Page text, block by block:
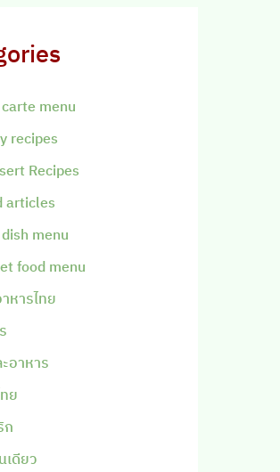
menu
recipes
Recipes
articles
menu
food menu
หารไทย
อาหาร
ย
ก
เดียว